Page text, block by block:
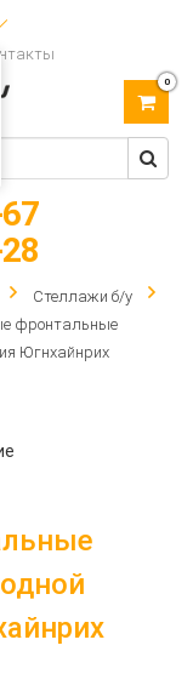
0
Стеллажи б/у
фронтальные
Югнхайнрих